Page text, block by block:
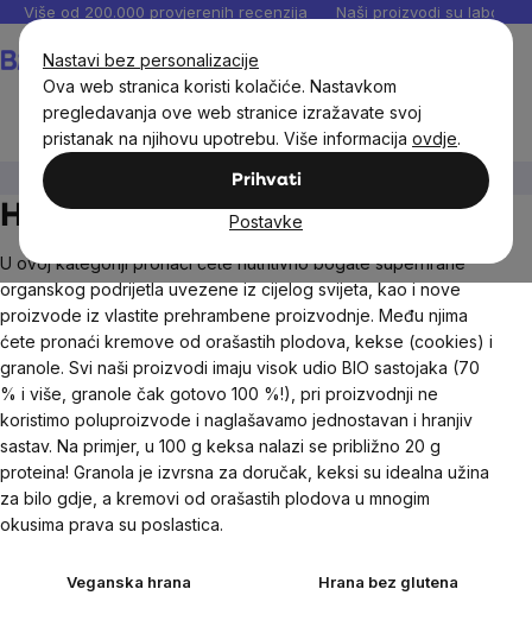
Nastavi bez personalizacije
Ova web stranica koristi kolačiće. Nastavkom
pregledavanja ove web stranice izražavate svoj
pristanak na njihovu upotrebu. Više informacija ovdje.
Prihvati
Postavke
Preskoči
sadržaj
Više od 200.000 provjerenih recenzija Naši proizvodi su
Hrana BrainMax
U ovoj kategoriji pronaći ćete nutritivno bogate superhrane
organskog podrijetla uvezene iz cijelog svijeta, kao i nove
proizvode iz vlastite prehrambene proizvodnje. Među njima
ćete pronaći kremove od orašastih plodova, kekse (cookies) i
granole. Svi naši proizvodi imaju visok udio BIO sastojaka (70
% i više, granole čak gotovo 100 %!), pri proizvodnji ne
koristimo poluproizvode i naglašavamo jednostavan i hranjiv
sastav. Na primjer, u 100 g keksa nalazi se približno 20 g
proteina! Granola je izvrsna za doručak, keksi su idealna užina
za bilo gdje, a kremovi od orašastih plodova u mnogim
okusima prava su poslastica.
Veganska hrana Hrana bez glutena